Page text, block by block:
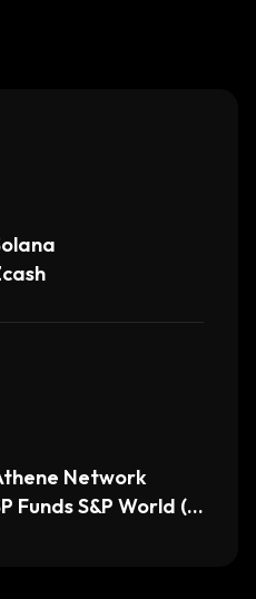
Network
Funds S&P World (e